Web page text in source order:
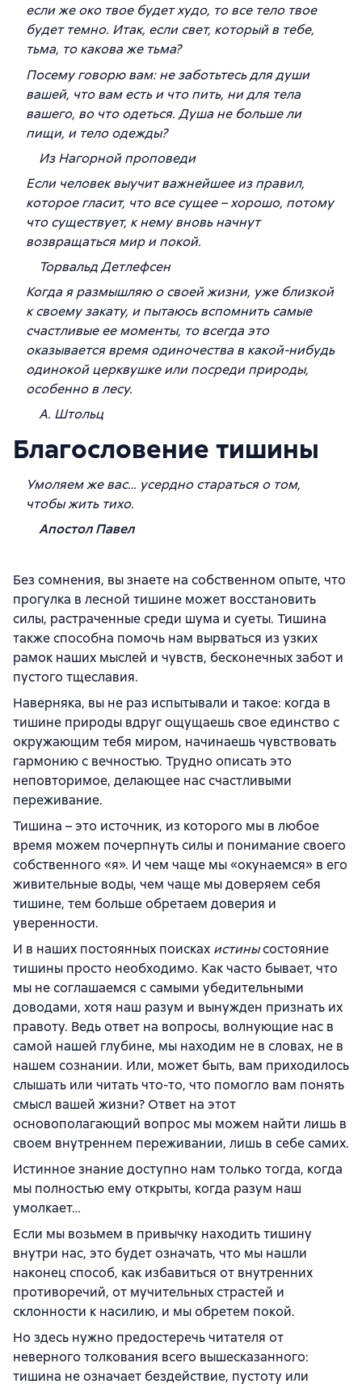
если же око твое будет худо, то все тело твое
будет темно. Итак, если свет, который в тебе,
тьма, то какова же тьма?
Посему говорю вам: не заботьтесь для души
вашей, что вам есть и что пить, ни для тела
вашего, во что одеться. Душа не больше ли
пищи, и тело одежды?
Из Нагорной проповеди
Если человек выучит важнейшее из правил,
которое гласит, что все сущее – хорошо, потому
что существует, к нему вновь начнут
возвращаться мир и покой.
Торвальд Детлефсен
Когда я размышляю о своей жизни, уже близкой
к своему закату, и пытаюсь вспомнить самые
счастливые ее моменты, то всегда это
оказывается время одиночества в какой-нибудь
одинокой церквушке или посреди природы,
особенно в лесу.
А. Штольц
Благословение тишины
Умоляем же вас… усердно стараться о том,
чтобы жить тихо.
Апостол Павел
Без сомнения, вы знаете на собственном опыте, что
прогулка в лесной тишине может восстановить
силы, растраченные среди шума и суеты. Тишина
также способна помочь нам вырваться из узких
рамок наших мыслей и чувств, бесконечных забот и
пустого тщеславия.
Наверняка, вы не раз испытывали и такое: когда в
тишине природы вдруг ощущаешь свое единство с
окружающим тебя миром, начинаешь чувствовать
гармонию с вечностью. Трудно описать это
неповторимое, делающее нас счастливыми
переживание.
Тишина – это источник, из которого мы в любое
время можем почерпнуть силы и понимание своего
собственного «я». И чем чаще мы «окунаемся» в его
живительные воды, чем чаще мы доверяем себя
тишине, тем больше обретаем доверия и
уверенности.
И в наших постоянных поисках истинысостояние
тишины просто необходимо. Как часто бывает, что
мы не соглашаемся с самыми убедительными
доводами, хотя наш разум и вынужден признать их
правоту. Ведь ответ на вопросы, волнующие нас в
самой нашей глубине, мы находим не в словах, не в
нашем сознании. Или, может быть, вам приходилось
слышать или читать что-то, что помогло вам понять
смысл вашей жизни? Ответ на этот
основополагающий вопрос мы можем найти лишь в
своем внутреннем переживании, лишь в себе самих.
Истинное знание доступно нам только тогда, когда
мы полностью ему открыты, когда разум наш
умолкает…
Если мы возьмем в привычку находить тишину
внутри нас, это будет означать, что мы нашли
наконец способ, как избавиться от внутренних
противоречий, от мучительных страстей и
склонности к насилию, и мы обретем покой.
Но здесь нужно предостеречь читателя от
неверного толкования всего вышесказанного:
тишина не означает бездействие, пустоту или